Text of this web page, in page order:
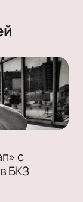
с
БКЗ